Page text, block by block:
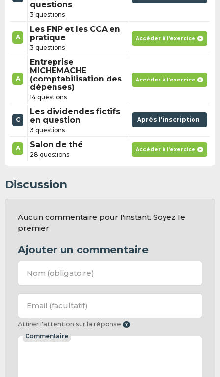
questions
3 questions
A
Les FNP et les CCA en
pratique
3 questions
Accéder à l'exercice
A
Entreprise
MICHEMACHE
(comptabilisation des
dépenses)
14 questions
Accéder à l'exercice
C
Les dividendes fictifs
en question
3 questions
Après l'inscription
A Salon de thé
28 questions
Accéder à l'exercice
Discussion
Aucun commentaire pour l'instant. Soyez le
premier
Ajouter un commentaire
Nom (obligatoire)
Email (facultatif)
Attirer l'attention sur la réponse
Commentaire